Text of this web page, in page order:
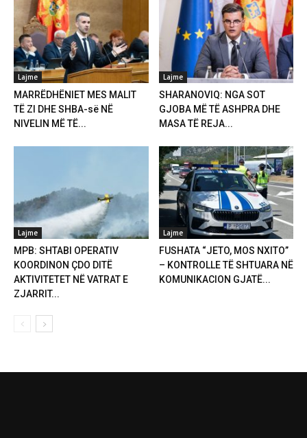
Lajme
MARRËDHËNIET MES MALIT
TË ZI DHE SHBA-së NË
NIVELIN MË TË...
Lajme
SHARANOVIQ: NGA SOT
GJOBA MË TË ASHPRA DHE
MASA TË REJA...
Lajme
MPB: SHTABI OPERATIV
KOORDINON ÇDO DITË
AKTIVITETET NË VATRAT E
ZJARRIT...
Lajme
FUSHATA “JETO, MOS NXITO”
– KONTROLLE TË SHTUARA NË
KOMUNIKACION GJATË...